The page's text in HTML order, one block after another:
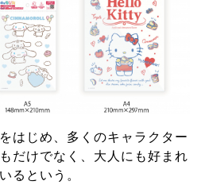
はじめ、多くのキャラクター
だけでなく、大人にも好まれ
るという。